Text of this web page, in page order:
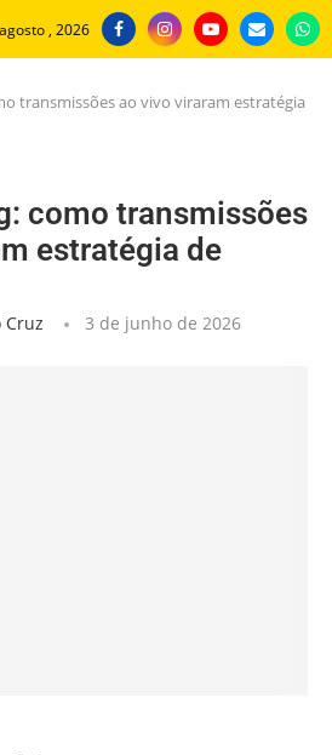
, 2026
transmissões ao vivo viraram estratégia
como transmissões
estratégia de
Cruz 3 de junho de 2026